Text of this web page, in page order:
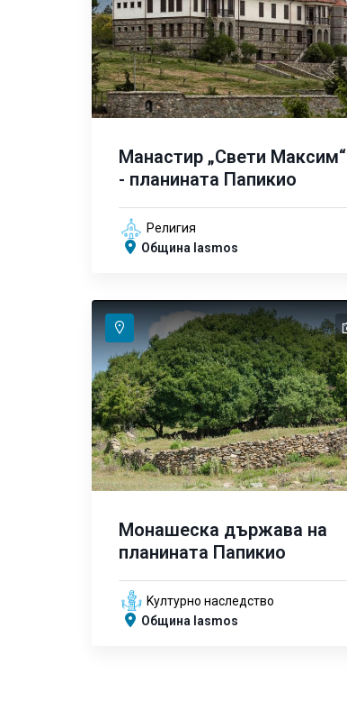
Манастир „Свети Максим“
- планината Папикио
Религия
Община Iasmos
Монашеска държава на
планината Папикио
Kултурно наследство
Община Iasmos